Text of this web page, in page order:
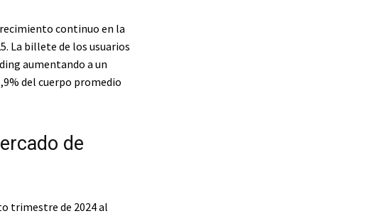
continuo en la
La billete de los usuarios
aumentando a un
del cuerpo promedio
de
trimestre de 2024 al